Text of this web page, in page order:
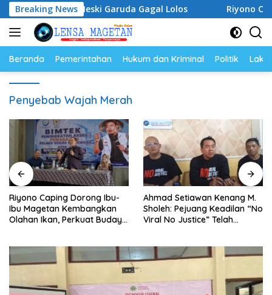
Langsung
ke
konten
Breaking News
Meski Garuda Gagal Lolos Riyono Caping
Beranda Pemerintahan Hukum dan Kriminal Politik
Penyebab Wajah Merah
Riyono Caping Dorong Ibu-
Ibu Magetan Kembangkan
Olahan Ikan, Perkuat Budaya
Ahmad Setiawan Kenang M.
Sholeh: Pejuang Keadilan “No
Viral No Justice” Telah